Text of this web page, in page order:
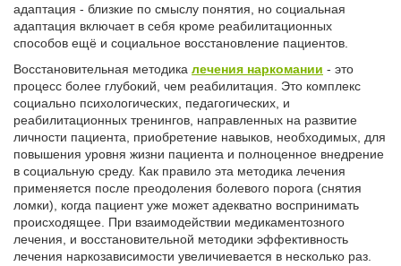
адаптация - близкие по смыслу понятия, но социальная
адаптация включает в себя кроме реабилитационных
способов ещё и социальное восстановление пациентов.
Восстановительная методика лечения наркомании - это
процесс более глубокий, чем реабилитация. Это комплекс
социально психологических, педагогических, и
реабилитационных тренингов, направленных на развитие
личности пациента, приобретение навыков, необходимых, для
повышения уровня жизни пациента и полноценное внедрение
в социальную среду. Как правило эта методика лечения
применяется после преодоления болевого порога (снятия
ломки), когда пациент уже может адекватно воспринимать
происходящее. При взаимодействии медикаментозного
лечения, и восстановительной методики эффективность
лечения наркозависимости увеличиевается в несколько раз.